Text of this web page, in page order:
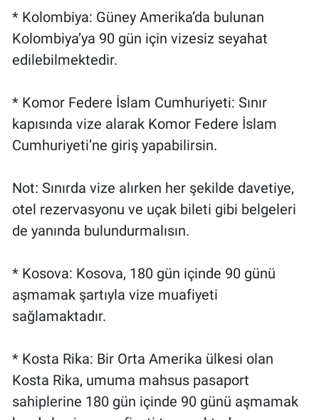
* Kolombiya: Güney Amerika’da bulunan
Kolombiya’ya 90 gün için vizesiz seyahat
edilebilmektedir.
* Komor Federe İslam Cumhuriyeti: Sınır
kapısında vize alarak Komor Federe İslam
Cumhuriyeti’ne giriş yapabilirsin.
Not: Sınırda vize alırken her şekilde davetiye,
otel rezervasyonu ve uçak bileti gibi belgeleri
de yanında bulundurmalısın.
* Kosova: Kosova, 180 gün içinde 90 günü
aşmamak şartıyla vize muafiyeti
sağlamaktadır.
* Kosta Rika: Bir Orta Amerika ülkesi olan
Kosta Rika, umuma mahsus pasaport
sahiplerine 180 gün içinde 90 günü aşmamak